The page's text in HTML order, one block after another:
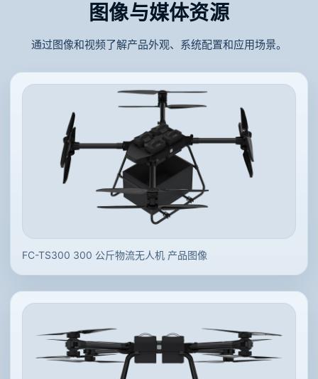
图像与媒体资源
通过图像和视频了解产品外观、系统配置和应用场景。
FC-TS300 300 公斤物流无人机 产品图像